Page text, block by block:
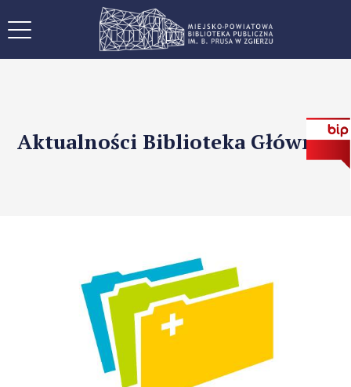
Aktualności Biblioteka Główna